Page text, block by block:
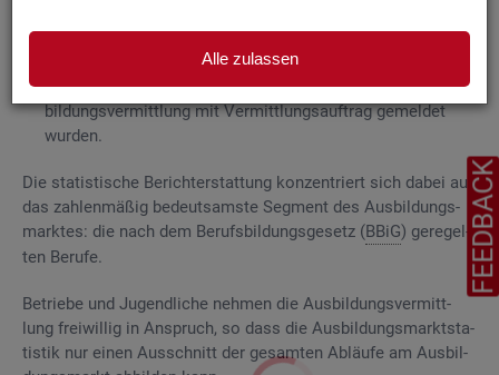
Alle zulassen
der Agen­tu­ren für Ar­beit undJob­cen­terzum Aus­bil­dungs­
markt in An­spruch neh­men, sowie
Be­rufs­aus­bil­dungs­stel­len, die beiAAundJCfür die Aus­
bil­dungs­ver­mitt­lung mit Ver­mitt­lungs­auf­trag ge­mel­det
wur­den.
Die sta­tis­ti­sche Be­richt­erstat­tung kon­zen­triert sich dabei auf
das zah­len­mä­ßig be­deut­sams­te Seg­ment des Aus­bil­dungs­
mark­tes: die nach dem Be­rufs­bil­dungs­ge­setz (BBiG) ge­re­gel­
ten Be­ru­fe.
Be­trie­be und Ju­gend­li­che neh­men die Aus­bil­dungs­ver­mitt­
lung frei­wil­lig in An­spruch, so dass die Aus­bil­dungs­markt­sta­
tis­tik nur einen Aus­schnitt der ge­sam­ten Ab­läu­fe am Aus­bil­
FEEDBACK